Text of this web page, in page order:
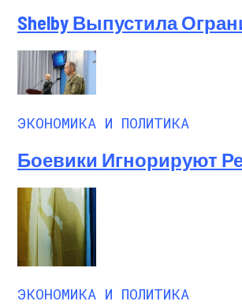
Shelby Выпустила
ЭКОНОМИКА И ПОЛИТИКА
Боевики Игнорируют
ЭКОНОМИКА И ПОЛИТИКА